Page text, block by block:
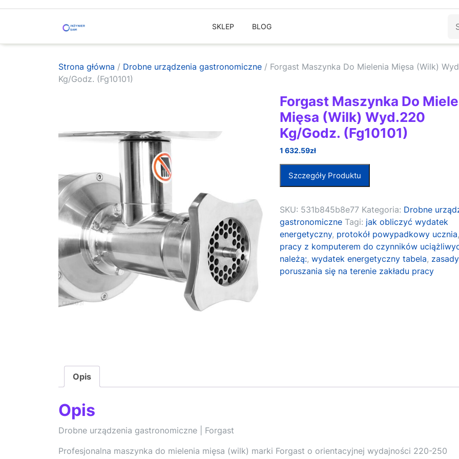
SKLEP BLOG
Strona główna / Drobne urządzenia gastronomiczne / Forgast Maszynka Do Mielenia Mięsa (Wilk)
Kg/Godz. (Fg10101)
Forgast Maszynka Do
Mięsa (Wilk) Wyd.220
Kg/Godz. (Fg10101)
1 632.59zł
Szczegóły Produktu
SKU: 531b845b8e77 Kategoria: Drobne
gastronomiczne Tagi: jak obliczyć wydatek
energetyczny, protokół powypadkowy ucznia
pracy z komputerem do czynników
należą:,wydatek energetyczny tabela, zasady
poruszania się na terenie zakładu pracy
Opis
Opis
Drobne urządzenia gastronomiczne | Forgast
Profesjonalna maszynka do mielenia mięsa (wilk) marki Forgast o orientacyjnej wydajności 220-250